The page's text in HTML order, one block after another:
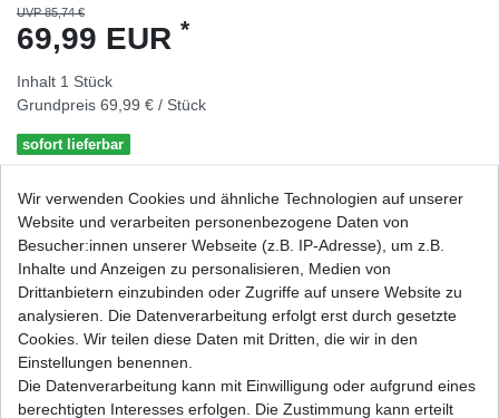
UVP 85,74 €
69,99 EUR *
Inhalt 1 Stück
Grundpreis 69,99 € / Stück
sofort lieferbar
In den Warenkorb
Wunschliste
* inkl. ges. MwSt. zzgl.Versandkosten
Wir verwenden Cookies und ähnliche Technologien auf unserer
Website und verarbeiten personenbezogene Daten von
Besucher:innen unserer Webseite (z.B. IP-Adresse), um z.B.
Inhalte und Anzeigen zu personalisieren, Medien von
Drittanbietern einzubinden oder Zugriffe auf unsere Website zu
analysieren. Die Datenverarbeitung erfolgt erst durch gesetzte
Cookies. Wir teilen diese Daten mit Dritten, die wir in den
Einstellungen benennen.
Die Datenverarbeitung kann mit Einwilligung oder aufgrund eines
berechtigten Interesses erfolgen. Die Zustimmung kann erteilt